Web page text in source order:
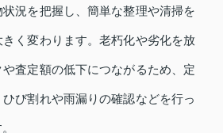
況を把握し、簡単な整理や清掃を
く変わります。老朽化や劣化を放
査定額の低下につながるため、定
び割れや雨漏りの確認などを行っ